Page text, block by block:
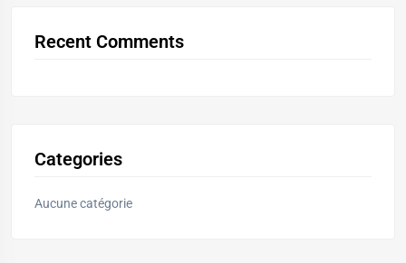
Recent Comments
Categories
Aucune catégorie